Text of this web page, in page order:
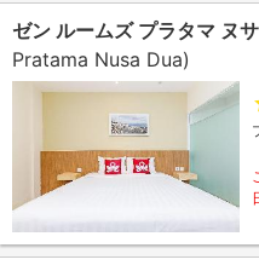
ゼン ルームズ プラタマ ヌ
Pratama Nusa Dua)